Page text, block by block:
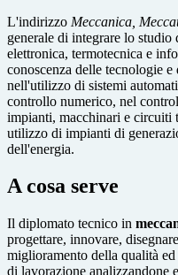
L'indirizzo Meccanica,
generale di integrare lo studio
elettronica, termotecnica e
conoscenza delle tecnologie
nell'utilizzo di sistemi
controllo numerico, nel
impianti, macchinari e circuiti
utilizzo di impianti di
dell'energia.
A cosa serve
Il diplomato tecnico in
progettare, innovare,
miglioramento della qualità
di lavorazione analizzandone